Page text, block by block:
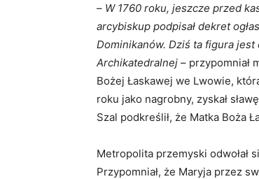
– W 1760 roku, jeszcze przed
arcybiskup podpisał dekret
Dominikanów. Dziś ta figura
Archikatedralnej – przypomniał
Bożej Łaskawej we Lwowie,
roku jako nagrobny, zyskał
Szal podkreślił, że Matka Boża
Metropolita przemyski odwołał
Przypomniał, że Maryja przez